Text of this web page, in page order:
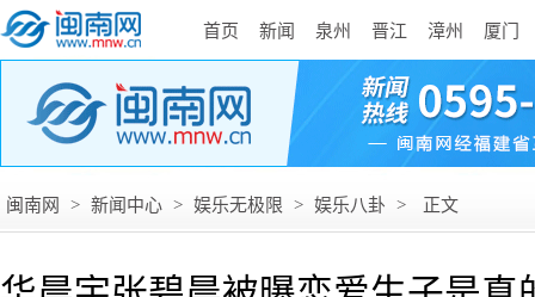
首页 新闻 泉州 晋江 漳州 厦门
闽南网 > 新闻中心 > 娱乐无极限 > 娱乐八卦 > 正文